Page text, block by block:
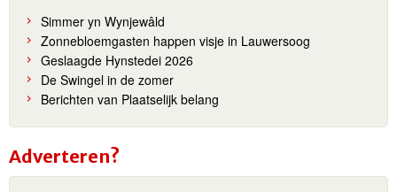
Simmer yn Wynjewâld
Zonnebloemgasten happen visje in Lauwersoog
Geslaagde Hynstedei 2026
De Swingel in de zomer
Berichten van Plaatselijk belang
Adverteren?